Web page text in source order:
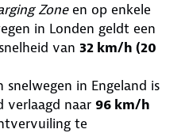
Zoneen op enkele
in Londen geldt een
van 32 km/h (20
snelwegen in Engeland is
verlaagd naar 96 km/h
te